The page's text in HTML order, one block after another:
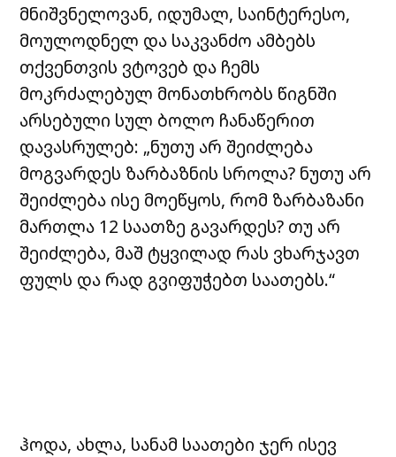
მნიშვნელოვან, იდუმალ, საინტერესო,
მოულოდნელ და საკვანძო ამბებს
თქვენთვის ვტოვებ და ჩემს
მოკრძალებულ მონათხრობს წიგნში
არსებული სულ ბოლო ჩანაწერით
დავასრულებ: „ნუთუ არ შეიძლება
მოგვარდეს ზარბაზნის სროლა? ნუთუ არ
შეიძლება ისე მოეწყოს, რომ ზარბაზანი
მართლა 12 საათზე გავარდეს? თუ არ
შეიძლება, მაშ ტყვილად რას ვხარჯავთ
ფულს და რად გვიფუჭებთ საათებს.“
ჰოდა, ახლა, სანამ საათები ჯერ ისევ